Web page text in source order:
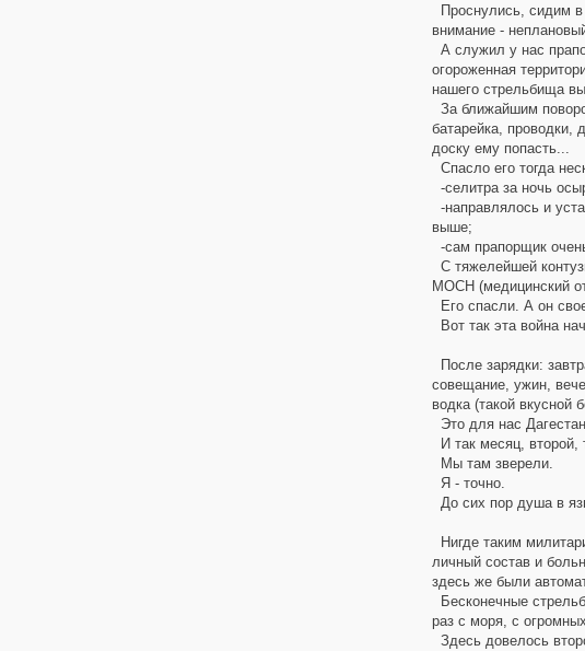
Проснулись, сидим в
внимание -
А служил у нас
огороженная
нашего стрельбища
За ближайшим
батарейка, проводки,
доску ему попасть...
Спасло его тогда
-селитра за ночь
-направлялось и
выше;
-сам прапорщик
С тяжелейшей
МОСН (медицинский
Его спасли. А он
Вот так эта война
После зарядки:
совещание, ужин,
водка (такой вкусной
Это для нас
И так месяц, второй,
Мы там зверели.
Я - точно.
До сих пор душа в
Нигде таким
личный состав и
здесь же были
Бесконечные
раз с моря, с
Здесь довелось